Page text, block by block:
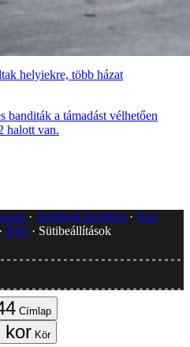
helyiekre, több házat
banditák a támadást vélhetően
halott van.
Javítások kezelése
Jogi
RSS
Sütibeállítások
Címlap
Kör